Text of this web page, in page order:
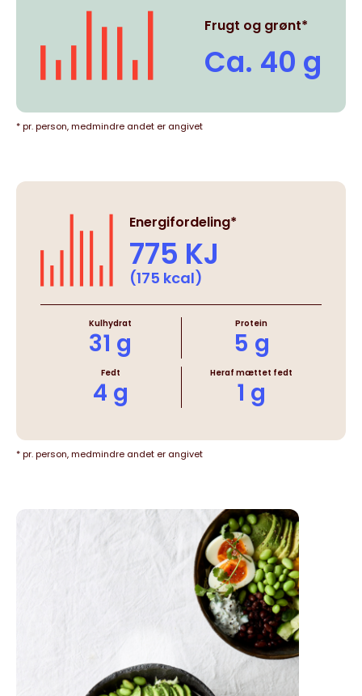
Frugt og grønt*
Ca. 40 g
* pr. person, medmindre andet er angivet
Energifordeling*
775 KJ
(175 kcal)
Kulhydrat
31 g
Protein
5 g
Fedt
4 g
Heraf mættet fedt
1 g
* pr. person, medmindre andet er angivet